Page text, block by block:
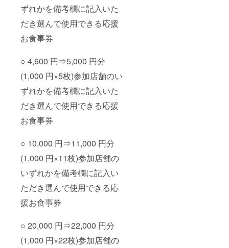
ずれかを備考欄に記入いた
だき選んで使用できる応援
お食事券
○ 4,600 円⇒5,000 円分
(1,000 円×5枚)参加店舗のい
ずれかを備考欄に記入いた
だき選んで使用できる応援
お食事券
○ 10,000 円⇒11,000 円分
(1,000 円×11枚)参加店舗の
いずれかを備考欄に記入い
ただき選んで使用できる応
援お食事券
○ 20,000 円⇒22,000 円分
(1,000 円×22枚)参加店舗の